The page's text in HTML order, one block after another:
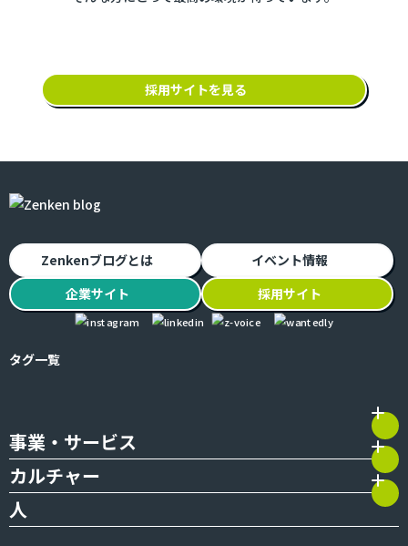
採用サイトを見る
Zenkenブログとは
イベント情報
企業サイト 採用サイト
タグ一覧
事業・サービス
カルチャー
人